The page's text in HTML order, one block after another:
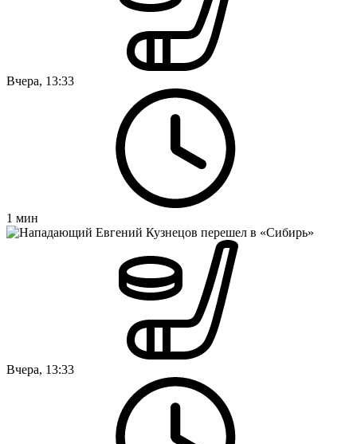
Вчера, 13:33
1 мин
Вчера, 13:33